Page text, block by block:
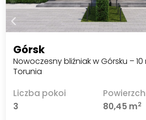
Górsk
Nowoczesny bliźniak w Górsku –
Torunia
Liczba pokoi
3
80,45 m2